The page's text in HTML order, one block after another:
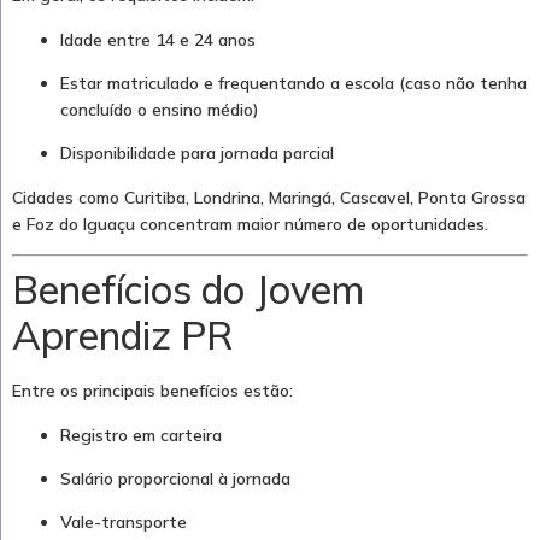
Idade entre 14 e 24 anos
Estar matriculado e frequentando a escola (caso não tenha
concluído o ensino médio)
Disponibilidade para jornada parcial
Cidades como Curitiba, Londrina, Maringá, Cascavel, Ponta Grossa
e Foz do Iguaçu concentram maior número de oportunidades.
Benefícios do Jovem
Aprendiz PR
Entre os principais benefícios estão:
Registro em carteira
Salário proporcional à jornada
Vale-transporte